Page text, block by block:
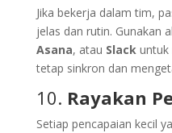
Jika bekerja dalam tim,
jelas dan rutin. Gunakan
Asana, atau Slackuntuk
tetap sinkron dan
10. Rayakan
Setiap pencapaian kecil